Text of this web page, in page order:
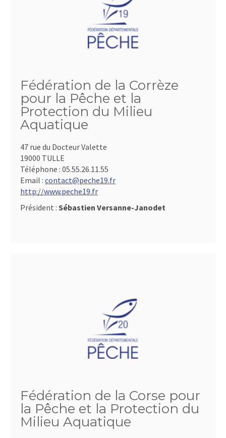
Fédération de la Corrèze
pour la Pêche et la
Protection du Milieu
Aquatique
47 rue du Docteur Valette
19000 TULLE
Téléphone : 05.55.26.11.55
Email : contact@peche19.fr
http://www.peche19.fr
Président : Sébastien Versanne-Janodet
Fédération de la Corse pour
la Pêche et la Protection du
Milieu Aquatique